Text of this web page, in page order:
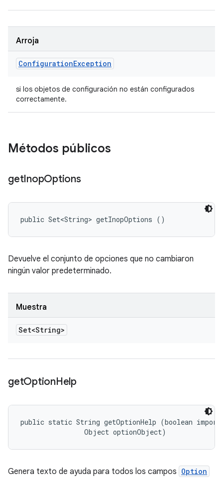
Arroja
ConfigurationException
si los objetos de configuración no están configurados
correctamente.
Métodos públicos
getInopOptions
public Set<String> getInopOptions ()
Devuelve el conjunto de opciones que no cambiaron
ningún valor predeterminado.
Muestra
Set<String>
getOptionHelp
public static String getOptionHelp (boolean
                Object optionObject)
Genera texto de ayuda para todos los campos Option